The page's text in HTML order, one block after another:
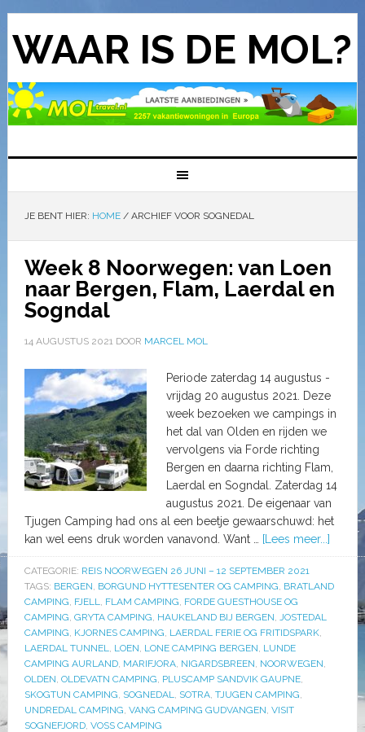
WAAR IS DE MOL?
JE BENT HIER: HOME /ARCHIEF VOOR SOGNEDAL
Week 8 Noorwegen: van Loen
naar Bergen, Flam, Laerdal en
Sogndal
14 AUGUSTUS 2021DOOR MARCEL MOL
Periode zaterdag 14 augustus -
vrijdag 20 augustus 2021. Deze
week bezoeken we campings in
het dal van Olden en rijden we
vervolgens via Forde richting
Bergen en daarna richting Flam,
Laerdal en Sogndal. Zaterdag 14
augustus 2021. De eigenaar van
Tjugen Camping had ons al een beetje gewaarschuwd: het
kan wel eens druk worden vanavond. Want …
[Lees meer...]
CATEGORIE: REIS NOORWEGEN 26 JUNI – 12 SEPTEMBER 2021
TAGS: BERGEN, BORGUND HYTTESENTER OG CAMPING, BRATLAND
CAMPING, FJELL, FLAM CAMPING, FORDE GUESTHOUSE OG
CAMPING, GRYTA CAMPING, HAUKELAND BIJ BERGEN, JOSTEDAL
CAMPING, KJORNES CAMPING, LAERDAL FERIE OG FRITIDSPARK,
LAERDAL TUNNEL, LOEN, LONE CAMPING BERGEN, LUNDE
CAMPING AURLAND, MARIFJORA, NIGARDSBREEN, NOORWEGEN,
OLDEN, OLDEVATN CAMPING, PLUSCAMP SANDVIK GAUPNE,
SKOGTUN CAMPING, SOGNEDAL, SOTRA, TJUGEN CAMPING,
UNDREDAL CAMPING, VANG CAMPING GUDVANGEN, VISIT
SOGNEFJORD, VOSS CAMPING